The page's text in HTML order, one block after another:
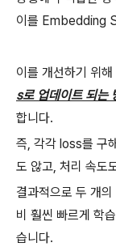
이를 Embedding
이를 개선하기 위해
s로 업데이트 되
합니다.
즉, 각각 loss를 구
도 않고, 처리 속도
결과적으로 두 개
비 훨씬 빠르게 학
습니다.